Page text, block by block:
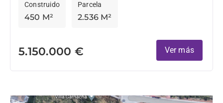
450 M²
Construido
2.536 M²
Parcela
5.150.000 € Ver más